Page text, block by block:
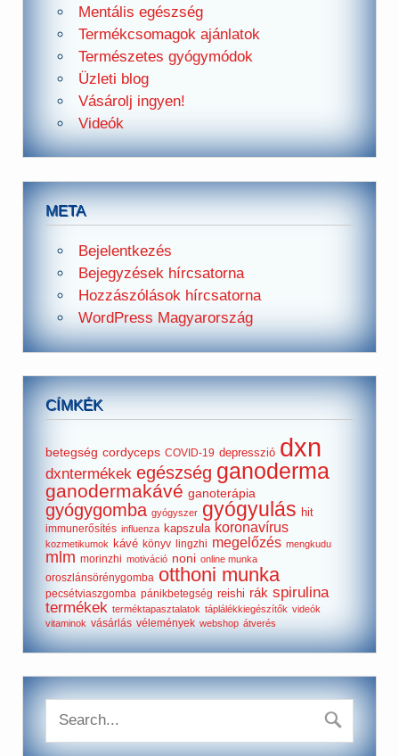
Mentális egészség
Termékcsomagok ajánlatok
Természetes gyógymódok
Üzleti blog
Vásárolj ingyen!
Videók
META
Bejelentkezés
Bejegyzések hírcsatorna
Hozzászólások hírcsatorna
WordPress Magyarország
CÍMKÉK
betegség cordyceps COVID-19 depresszió dxn
dxntermékek egészség ganoderma
ganodermakávé ganoterápia
gyógygomba gyógyszer gyógyulás hit
immunerősítés influenza kapszula koronavírus
kozmetikumok kávé könyv lingzhi megelőzés mengkudu
mlm morinzhi motiváció noni online munka
oroszlánsörénygomba otthoni munka
pecsétviaszgomba pánikbetegség reishi rák spirulina
termékek terméktapasztalatok táplálékkiegészítők videók
vitaminok vásárlás vélemények webshop átverés